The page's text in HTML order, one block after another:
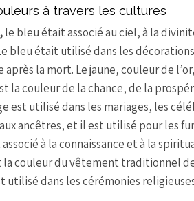
à travers les cultures
le bleu était associé au ciel, à la
bleu était utilisé dans les
la mort. Le jaune, couleur de
la couleur de la chance, de la
est utilisé dans les mariages, les
ancêtres, et il est utilisé pour les
à la connaissance et à la
la couleur du vêtement traditionnel
utilisé dans les cérémonies